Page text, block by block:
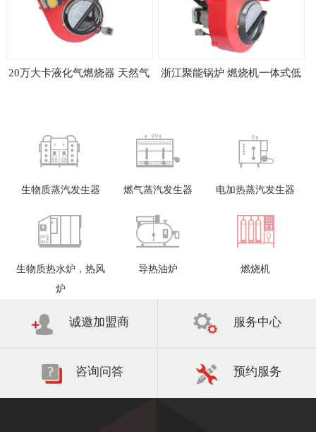
20万大卡液化气燃烧器 天然气
浙江聚能锅炉 燃烧机一体式低
生物质蒸汽发生器 燃气蒸汽发生器 电加热蒸汽发生器
生物质热水炉，热风
炉
导热油炉 燃烧机
诚邀加盟商 服务中心
咨询问答 预约服务